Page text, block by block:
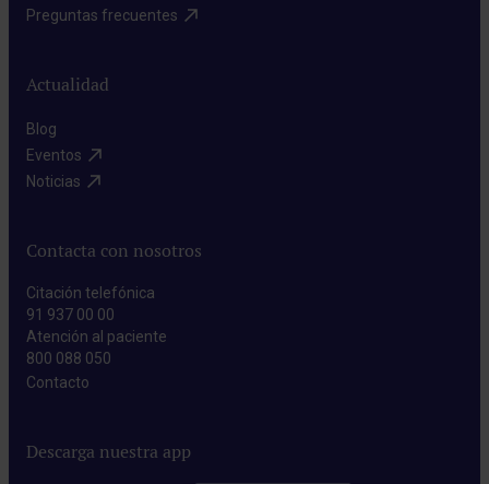
Preguntas frecuentes​
Actualidad
Blog​
Eventos​
Noticias​
Contacta con nosotros
Citación telefónica
91 937 00 00
Atención al paciente
800 088 050
Contacto​
Descarga nuestra app